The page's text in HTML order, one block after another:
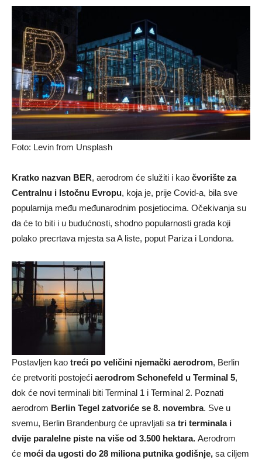
Foto: Levin from Unsplash
Kratko nazvan BER, aerodrom će služiti i kao čvorište za
Centralnu i Istočnu Evropu, koja je, prije Covid-a, bila sve
popularnija među međunarodnim posjetiocima. Očekivanja su
da će to biti i u budućnosti, shodno popularnosti grada koji
polako precrtava mjesta sa A liste, poput Pariza i Londona.
Postavljen kao treći po veličini njemački aerodrom, Berlin
će pretvoriti postojeći aerodrom Schonefeld u Terminal 5,
dok će novi terminali biti Terminal 1 i Terminal 2. Poznati
aerodrom Berlin Tegel zatvoriće se 8. novembra. Sve u
svemu, Berlin Brandenburg će upravljati sa tri terminala i
dvije paralelne piste na više od 3.500 hektara. Aerodrom
će moći da ugosti do 28 miliona putnika godišnje, sa ciljem